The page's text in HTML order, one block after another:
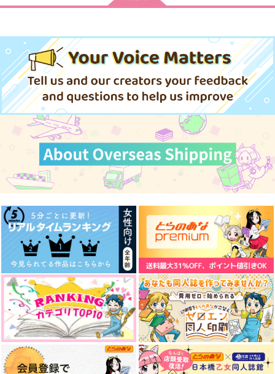
Bath Time
550円 （税込）
ルーク×フロイド
サンプル
作品詳細
スイートベッドタイム
787
リオセスリ×ヌヴィレット
サンプル
キミよ、晴天であれ。
nini
1,572 円（税込）
フロイド×リドル
サンプル
作品詳細
アキソラ
蒸発プリズム
1,257円（税込）
ルートヴィッヒ×フェリシアーノ
サンプル
作品詳細
お隣パニック!!
キャロル
1,100円（税込）
カラスバ×セイカ
サンプル
作品詳細
Will you marry me?
もんじゃな
472円（税込）
ハルト×スグリ
サンプル
作品詳細
か
空任
専売 865円（税込）
その他
フロイド×アズール
サンプル
カート
空任
専売 629円（税込）
フロイド×アズール
サンプル
できない
漂泳区
専売 629円 （税込）
その他
フロイド×アズール
サンプル